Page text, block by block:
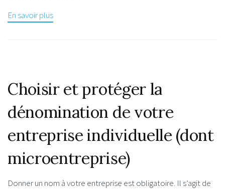
En savoir plus
Choisir et protéger la
dénomination de votre
entreprise individuelle (dont
microentreprise)
Donner un nom à votre entreprise est obligatoire. Il s’agit de